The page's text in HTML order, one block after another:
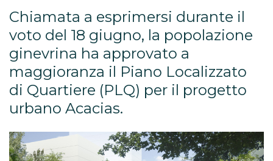
Chiamata a esprimersi durante il
voto del 18 giugno, la popolazione
ginevrina ha approvato a
maggioranza il Piano Localizzato
di Quartiere (PLQ) per il progetto
urbano Acacias.